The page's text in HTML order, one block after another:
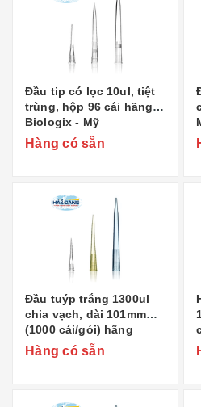
Đầu tip có lọc 10ul, tiệt
trùng, hộp 96 cái hãng
Biologix - Mỹ
Hàng có sẵn
Đầu tuýp trắng 1300ul
chia vạch, dài 101mm
(1000 cái/gói) hãng
Biologix - Mỹ
Hàng có sẵn